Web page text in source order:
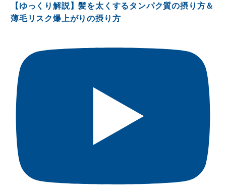
【ゆっくり解説】髪を太くするタンパク質の摂り方＆
薄毛リスク爆上がりの摂り方